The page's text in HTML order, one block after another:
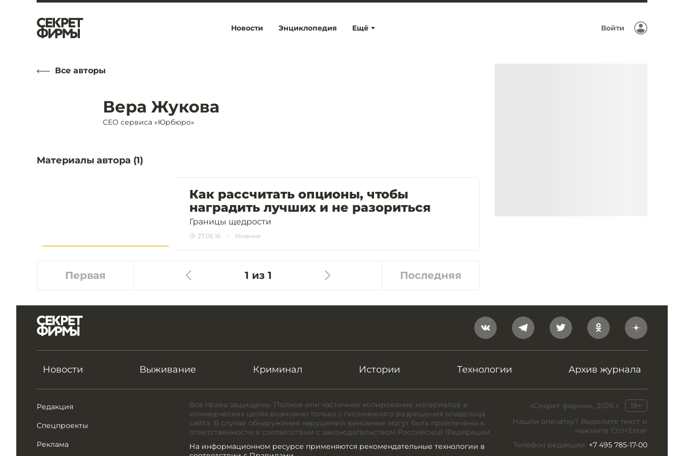
Ещё
Новости Энциклопедия Войти
Все авторы
Вера Жукова
CEO сервиса «Юрбюро»
Материалы автора (1)
Как рассчитать опционы, чтобы
наградить лучших и не разориться
Границы щедрости
27.06.16 Мнения
Первая 1 из 1 Последняя
Новости Выживание Криминал Истории Технологии Архив журнала
Редакция
Спецпроекты
Реклама
«Секрет фирмы», 2026 г.
18+
Нашли опечатку? Выделите текст и
нажмите Ctrl+Enter
Телефон редакции: +7 495 785-17-00
Все права защищены. Полное или частичное копирование материалов в
коммерческих целях возможно только с письменного разрешения владельца
сайта. В случае обнаружения нарушений виновные могут быть привлечены к
ответственности в соответствии с законодательством Российской Федерации.
На информационном ресурсе применяются рекомендательные технологии в